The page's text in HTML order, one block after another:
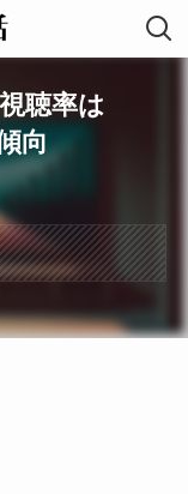
聴率は
向